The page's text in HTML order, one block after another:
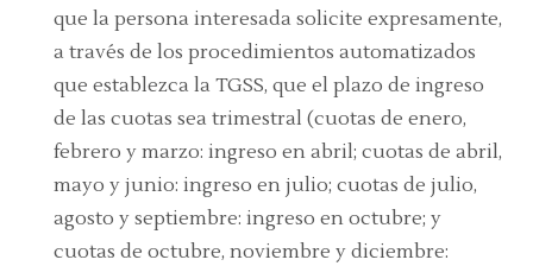
que la persona interesada solicite expresamente,
a través de los procedimientos automatizados
que establezca la TGSS, que el plazo de ingreso
de las cuotas sea trimestral (cuotas de enero,
febrero y marzo: ingreso en abril; cuotas de abril,
mayo y junio: ingreso en julio; cuotas de julio,
agosto y septiembre: ingreso en octubre; y
cuotas de octubre, noviembre y diciembre: